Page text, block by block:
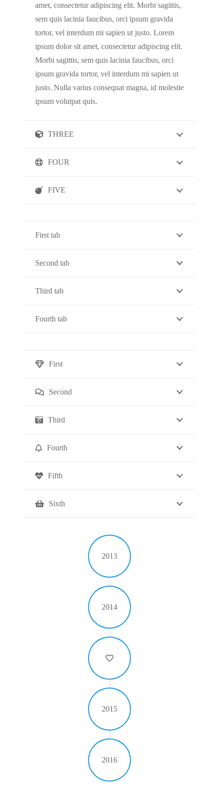
amet, consectetur adipiscing elit. Morbi sagittis,
sem quis lacinia faucibus, orci ipsum gravida
tortor, vel interdum mi sapien ut justo. Lorem
ipsum dolor sit amet, consectetur adipiscing elit.
Morbi sagittis, sem quis lacinia faucibus, orci
ipsum gravida tortor, vel interdum mi sapien ut
justo. Nulla varius consequat magna, id molestie
ipsum volutpat quis.
THREE
FOUR
FIVE
First tab
Second tab
Third tab
Fourth tab
First
Second
Third
Fourth
Fifth
Sixth
2013
2014
2015
2016